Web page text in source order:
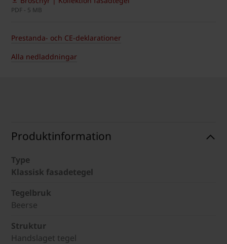
PDF - 5 MB
Prestanda- och CE-deklarationer
Alla nedladdningar
Produktinformation
Type
Klassisk fasadetegel
Tegelbruk
Beerse
Struktur
Handslaget tegel